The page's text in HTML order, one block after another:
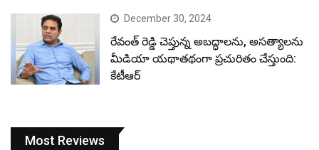
December 30, 2024
రేవంత్ రెడ్డి చెప్తున్న అబద్ధాలను, అసత్యాలను
మీడియా యథాతథంగా ప్రచురితం చేస్తుంది:
కేటీఆర్
Most Reviews